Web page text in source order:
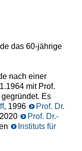
das 60-jährige
nach einer
mit Prof.
Es
, 1996
Prof. Dr.
Prof. Dr.-
Instituts für